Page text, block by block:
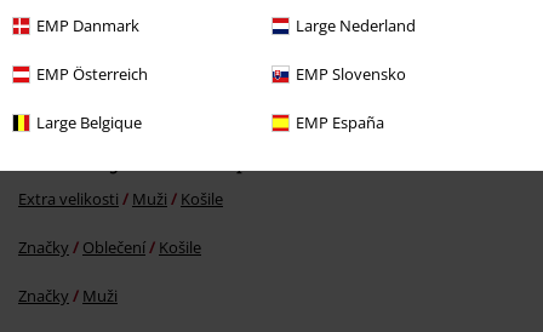
EMP Danmark Large Nederland
EMP Österreich EMP Slovensko
Large Belgique EMP España
Od Kč 1.089,00
Extra velikosti Muži Košile
Značky Oblečení Košile
Značky Muži